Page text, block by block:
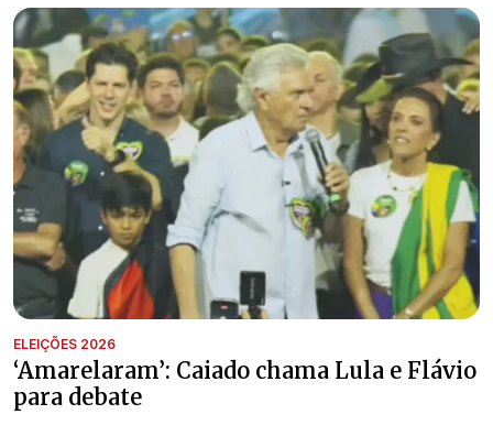
ELEIÇÕES 2026
‘Amarelaram’: Caiado chama Lula e Flávio
para debate